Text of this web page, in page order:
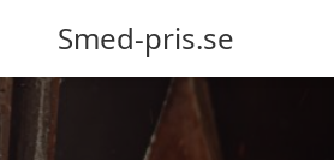
Smed-pris.se